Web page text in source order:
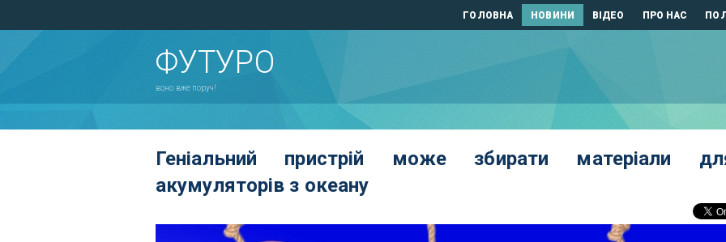
ГОЛОВНА НОВИНИ ВІДЕО ПРО НАС
ФУТУРО
воно вже поруч!
Геніальний пристрій може збирати матеріали
акумуляторів з океану